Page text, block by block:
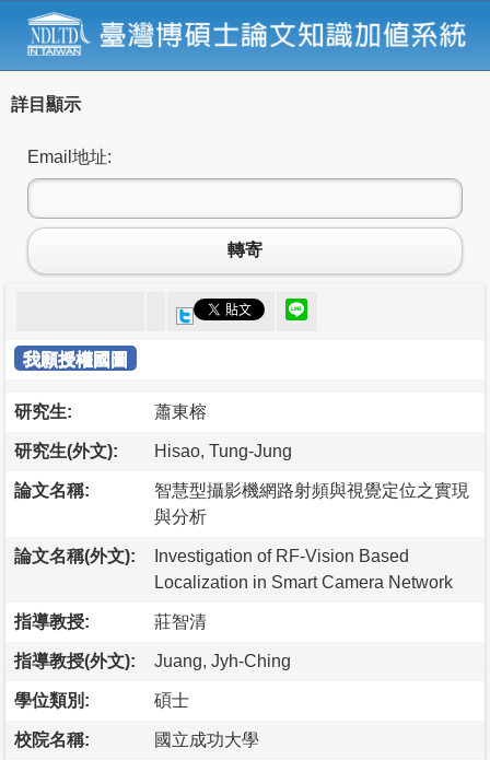
詳目顯示
Email地址:
轉寄
我願授權國圖
研究生: 蕭東榕
研究生(外文): Hisao, Tung-Jung
論文名稱:
智慧型攝影機網路射頻與視覺定位之實現
與分析
論文名稱(外文):
Investigation of RF-Vision Based
Localization in Smart Camera Network
指導教授: 莊智清
指導教授(外文): Juang, Jyh-Ching
學位類別: 碩士
校院名稱: 國立成功大學